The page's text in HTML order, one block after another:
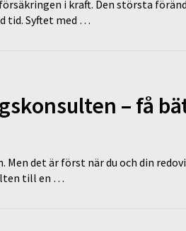
i kraft. Den största
tid. Syftet med …
– få
det är först när du och din
till en …